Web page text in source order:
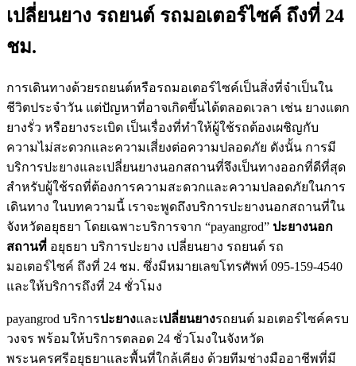
เปลี่ยนยาง รถยนต์ รถมอเตอร์ไซค์ ถึงที่ 24
ชม.
การเดินทางด้วยรถยนต์หรือรถมอเตอร์ไซค์เป็นสิ่งที่จำเป็นใน
ชีวิตประจำวัน แต่ปัญหาที่อาจเกิดขึ้นได้ตลอดเวลา เช่น ยางแตก
ยางรั่ว หรือยางระเบิด เป็นเรื่องที่ทำให้ผู้ใช้รถต้องเผชิญกับ
ความไม่สะดวกและความเสี่ยงต่อความปลอดภัย ดังนั้น การมี
บริการปะยางและเปลี่ยนยางนอกสถานที่จึงเป็นทางออกที่ดีที่สุด
สำหรับผู้ใช้รถที่ต้องการความสะดวกและความปลอดภัยในการ
เดินทาง ในบทความนี้ เราจะพูดถึงบริการปะยางนอกสถานที่ใน
จังหวัดอยุธยา โดยเฉพาะบริการจาก “payangrod” ปะยางนอก
สถานที่ อยุธยา บริการปะยาง เปลี่ยนยาง รถยนต์ รถ
มอเตอร์ไซค์ ถึงที่ 24 ชม. ซึ่งมีหมายเลขโทรศัพท์ 095-159-4540
และให้บริการถึงที่ 24 ชั่วโมง
payangrod บริการปะยางและเปลี่ยนยางรถยนต์ มอเตอร์ไซค์ครบ
วงจร พร้อมให้บริการตลอด 24 ชั่วโมงในจังหวัด
พระนครศรีอยุธยาและพื้นที่ใกล้เคียง ด้วยทีมช่างมืออาชีพที่มี